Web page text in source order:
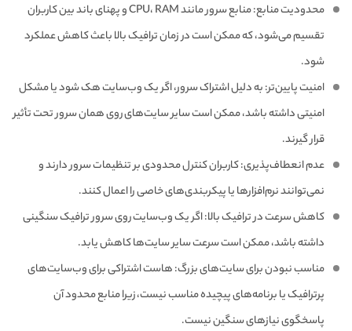
محدودیت منابع: منابع سرور مانند CPU، RAM و پهنای باند بین کاربران
تقسیم می‌شود، که ممکن است در زمان ترافیک بالا باعث کاهش عملکرد
شود.
امنیت پایین‌تر: به دلیل اشتراک سرور، اگر یک وب‌سایت هک شود یا مشکل
امنیتی داشته باشد، ممکن است سایر سایت‌های روی همان سرور تحت تأثیر
قرار گیرند.
عدم انعطاف‌پذیری: کاربران کنترل محدودی بر تنظیمات سرور دارند و
نمی‌توانند نرم‌افزارها یا پیکربندی‌های خاصی را اعمال کنند.
کاهش سرعت در ترافیک بالا: اگر یک وب‌سایت روی سرور ترافیک سنگینی
داشته باشد، ممکن است سرعت سایر سایت‌ها کاهش یابد.
مناسب نبودن برای سایت‌های بزرگ: هاست اشتراکی برای وب‌سایت‌های
پرترافیک یا برنامه‌های پیچیده مناسب نیست، زیرا منابع محدود آن
پاسخگوی نیازهای سنگین نیست.